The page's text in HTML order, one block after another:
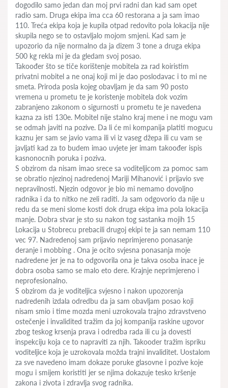
dogodilo samo jedan dan moj prvi radni dan kad sam opet
radio sam. Druga ekipa ima cca 60 restorana a ja sam imao
110. Treća ekipa koja je kupila otpad redovito pola lokacija nije
skupila nego se to ostavljalo mojom smjeni. Kad sam je
upozorio da nije normalno da ja dizem 3 tone a druga ekipa
500 kg rekla mi je da gledam svoj posao.
Takoođer što se tiče korištenje mobitela za rad koiristim
privatni mobitel a ne onaj koji mi je dao poslodavac i to mi ne
smeta. Priroda posla kojeg obavljam je da sam 90 posto
vremena u prometu te je koristenje mobitela dok vozim
zabranjeno zakonom o sigurnosti u prometu te je navedena
kazna za isti 130e. Mobitel nije stalno kraj mene i ne mogu vam
se odmah javiti na pozive. Da li će mi kompanija platiti mogucu
kaznu jer sam se javio vama ili vi iz vaseg džepa ili cu vam se
javljati kad za to budem imao uvjete jer imam takoođer ispis
kasnonocnih poruka i poziva.
S obzirom da nisam imao srece sa voditeljicom za pomoc sam
se obratio njezinoj nadredenoj Mariji Mihanović i prijavio sve
nepravilnosti. Njezin odgovor je bio mi nemamo dovoljno
radnika i da to nitko ne zeli raditi. Ja sam odgovorio da nije u
redu da se meni slome kosti dok druga ekipa ima pola lokacija
manje. Dobra stvar je sto su nakon tog sastanka mojih 15
Lokacija u Stobrecu prebacili drugoj ekipi te ja san nemam 110
vec 97. Nadredenoj sam prijavio neprimjereno ponasanje
deranje i mobbing . Ona je ocito svjesna ponasanja moje
nadredene jer je na to odgovorila ona je takva osoba inace je
dobra osoba samo se malo eto dere. Krajnje neprimjereno i
neprofesionalno.
S obzirom da je voditeljica svjesno i nakon upozorenja
nadredenih izdala odredbu da ja sam obavljam posao koji
nisam smio i time mozda meni uzrokovala trajno zdravstveno
ostečenje i invalidited tražim da joj kompanija raskine ugovor
zbog teskog krsenja prava i odredba rada ili cu ja dovesti
inspekciju koja ce to napraviti za njih. Takooder tražim ispriku
voditeljice koja je uzrokovala možda trajni invaliditet. Uostalom
za sve navedeno imam dokaze poruke glasovne i pozive koje
mogu i smijem koristiti jer se njima dokazuje tesko kršenje
zakona i zivota i zdravlja svog radnika.